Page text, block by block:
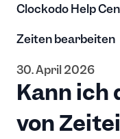
Clockodo Help
Zeiten bearbeiten
30. April 2026
Kann ich
von